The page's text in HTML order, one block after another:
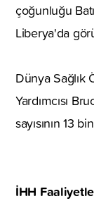
çoğunluğu
Liberya'da
Dünya Sağlık
Yardımcısı
sayısının 13
İHH